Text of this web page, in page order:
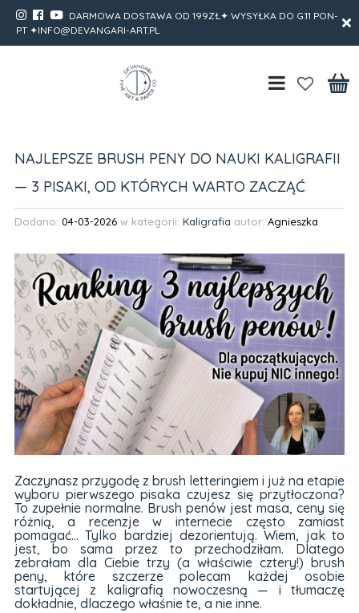
DARMOWA DOSTAWA OD 199ZŁ✦ WYSYŁKA DO G.11 PON-
PT ✦INFO@DEVANGARI-ART.PL
NAJLEPSZE BRUSH PENY DO NAUKI KALIGRAFII
— 3 PISAKI, OD KTÓRYCH WARTO ZACZĄĆ
Dodano: 04-03-2026w kategorii: Kaligrafia autor: Agnieszka
Zaczynasz przygodę z brush letteringiem i już na etapie
wyboru pierwszego pisaka czujesz się przytłoczona?
To zupełnie normalne. Brush penów jest masa, ceny się
różnią, a recenzje w internecie często zamiast
pomagać... Tylko bardziej dezorientują. Wiem, jak to
jest, bo sama przez to przechodziłam. Dlatego
zebrałam dla Ciebie trzy (a właściwie cztery!) brush
peny, które szczerze polecam każdej osobie
startującej z kaligrafią nowoczesną — i tłumaczę
dokładnie, dlaczego właśnie te, a nie inne.